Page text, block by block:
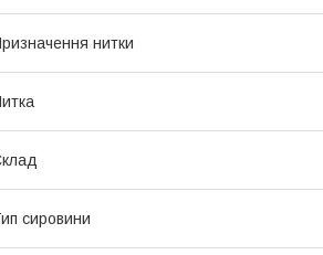
нитки
сировини